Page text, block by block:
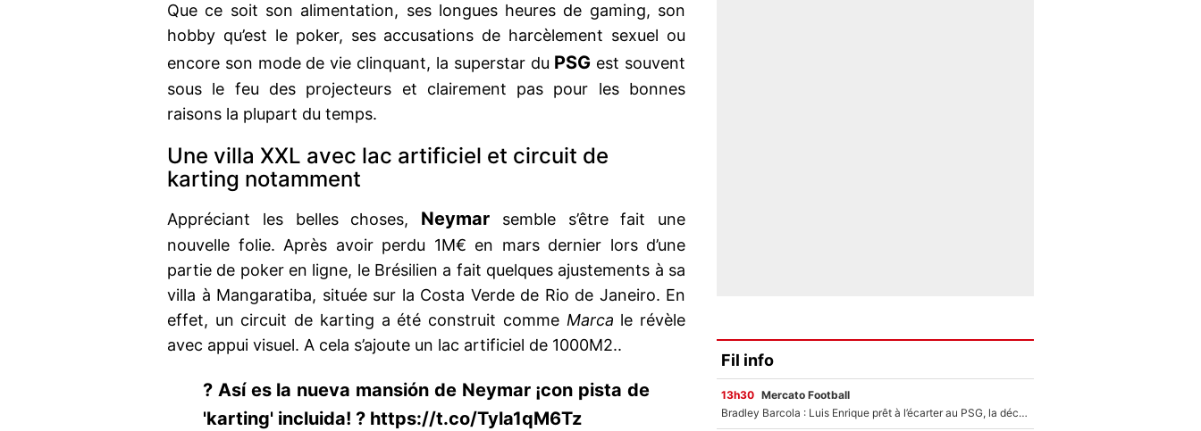
Que ce soit son alimentation, ses longues heures de gaming, son
hobby qu’est le poker, ses accusations de harcèlement sexuel ou
encore son mode de vie clinquant, la superstar du PSG est souvent
sous le feu des projecteurs et clairement pas pour les bonnes
raisons la plupart du temps.
Une villa XXL avec lac artificiel et circuit de
karting notamment
Appréciant les belles choses, Neymar semble s’être fait une
nouvelle folie. Après avoir perdu 1M€ en mars dernier lors d’une
partie de poker en ligne, le Brésilien a fait quelques ajustements à sa
villa à Mangaratiba, située sur la Costa Verde de Rio de Janeiro. En
effet, un circuit de karting a été construit comme Marca le révèle
avec appui visuel. A cela s’ajoute un lac artificiel de 1000M2..
? Así es la nueva mansión de Neymar ¡con pista de
'karting' incluida! ? https://t.co/Tyla1qM6Tz
Fil info
13h30 Mercato Football
Bradley Barcola : Luis Enrique prêt à l’écarter au PSG, la décision qui va accélérer son transfert à Liverpool ?